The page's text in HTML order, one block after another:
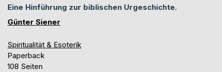
Eine Hinführung zur biblischen Urgeschichte.
Günter Siener
Spiritualität & Esoterik
Paperback
108 Seiten